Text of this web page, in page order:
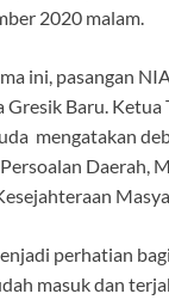
2020 malam.
ini, pasangan
Gresik Baru. Ketua
mengatakan
Daerah,
perhatian
masuk dan